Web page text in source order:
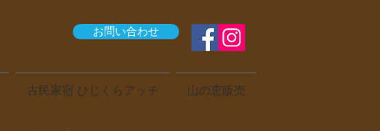
お問い合わせ
古民家宿 ひじくらアッチ 山の恵販売